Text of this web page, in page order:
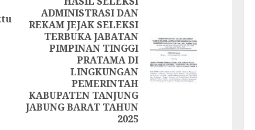
Previous
post:
ADMINISTRASI DAN
REKAM JEJAK SELEKSI
TERBUKA JABATAN
PIMPINAN TINGGI
PRATAMA DI
LINGKUNGAN
PEMERINTAH
KABUPATEN TANJUNG
JABUNG BARAT TAHUN
2025